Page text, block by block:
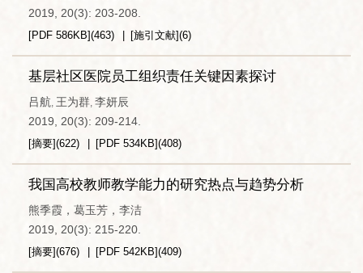
2019, 20(3): 203-208.
[PDF 586KB](463) [施引文献](6)
基层社区医院员工组织责任关键因素探讨
吕航, 王为群, 李妍辰
2019, 20(3): 209-214.
[摘要](622) [PDF 534KB](408)
我国高校教师教学能力的研究热点与趋势分析
熊季霞，葛玉芳，李洁
2019, 20(3): 215-220.
[摘要](676) [PDF 542KB](409)